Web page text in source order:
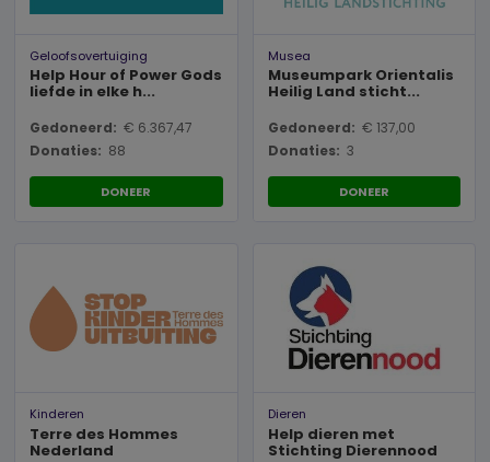
Geloofsovertuiging
Help Hour of Power Gods
liefde in elke h...
Gedoneerd: € 6.367,47
Donaties: 88
DONEER
Musea
Museumpark Orientalis
Heilig Land sticht...
Gedoneerd: € 137,00
Donaties: 3
DONEER
Kinderen
Terre des Hommes
Nederland
Dieren
Help dieren met
Stichting Dierennood